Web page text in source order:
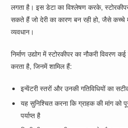
लगता है। इस डेटा का विश्लेषण करके,
सकते हैं जो देरी का कारण बन रही हो, जैसे कच्चे
व्यवधान।
निर्माण उद्योग में स्टोरकीपर का नौकरी विवरण
करता है, जिनमें शामिल हैं:
इन्वेंटरी स्तरों और उनकी गतिविधियों का
यह सुनिश्चित करना कि ग्राहक की मांग को
पर्याप्त है